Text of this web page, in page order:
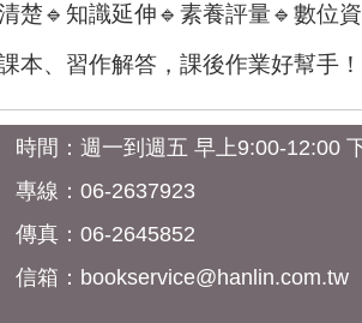
楚🔹知識延伸🔹素養評量🔹數位
本、習作解答，課後作業好幫手！
時間：週一到週五 早上9:00-12:00
專線：06-2637923
傳真：06-2645852
信箱： bookservice@hanlin.com.tw